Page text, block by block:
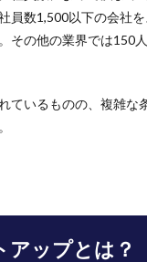
員数1,500以下の会社
その他の業界では150
ているものの、複雑な
アップとは？